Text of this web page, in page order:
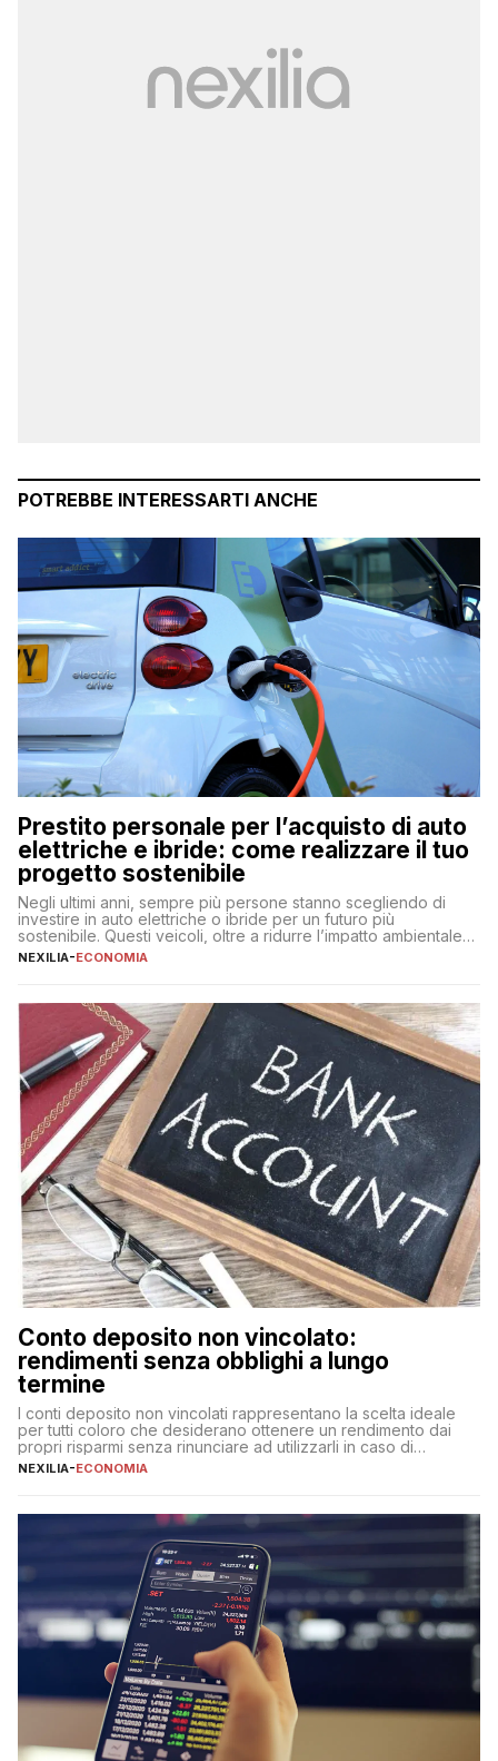
POTREBBE INTERESSARTI ANCHE
Prestito personale per l’acquisto di auto
elettriche e ibride: come realizzare il tuo
progetto sostenibile
Negli ultimi anni, sempre più persone stanno scegliendo di
investire in auto elettriche o ibride per un futuro più
sostenibile. Questi veicoli, oltre a ridurre l’impatto ambientale,
offrono vantaggi economici a lungo termine, come minori costi
fare se non […]
NEXILIA-ECONOMIA
Conto deposito non vincolato:
rendimenti senza obblighi a lungo
termine
I conti deposito non vincolati rappresentano la scelta ideale
per tutti coloro che desiderano ottenere un rendimento dai
propri risparmi senza rinunciare ad utilizzarli in caso di
necessità. A differenza delle forme vincolate tradizionali,
flessibilità e rendimento. Come funzionano […]
NEXILIA-ECONOMIA